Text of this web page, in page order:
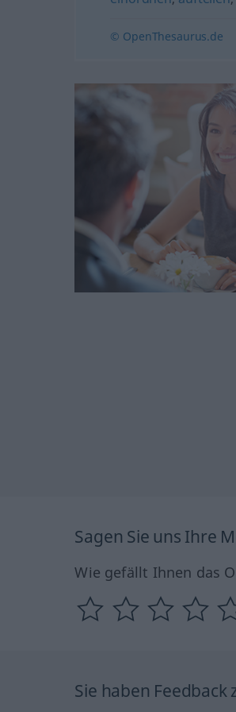
© OpenThesaurus.de
Sagen Sie uns Ihre
Wie gefällt Ihnen das
Sie haben